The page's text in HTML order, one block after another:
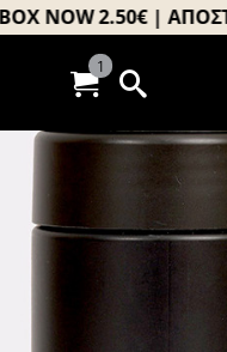
|
1